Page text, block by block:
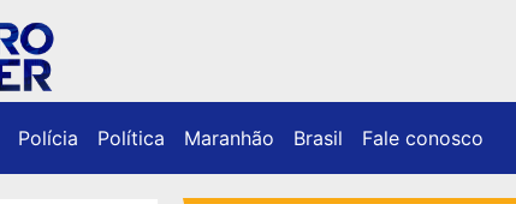
Polícia Política Maranhão Brasil Fale conosco